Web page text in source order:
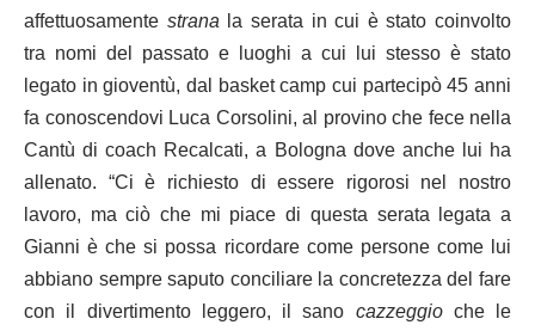
affettuosamente strana la serata in cui è stato coinvolto
tra nomi del passato e luoghi a cui lui stesso è stato
legato in gioventù, dal basket camp cui partecipò 45 anni
fa conoscendovi Luca Corsolini, al provino che fece nella
Cantù di coach Recalcati, a Bologna dove anche lui ha
allenato. “Ci è richiesto di essere rigorosi nel nostro
lavoro, ma ciò che mi piace di questa serata legata a
Gianni è che si possa ricordare come persone come lui
abbiano sempre saputo conciliare la concretezza del fare
con il divertimento leggero, il sano cazzeggioche le